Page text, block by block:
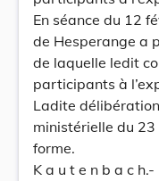
En séance du 12
de Hesperange a
de laquelle ledit
participants à
Ladite
ministérielle du
forme.
K a u t e n b a c